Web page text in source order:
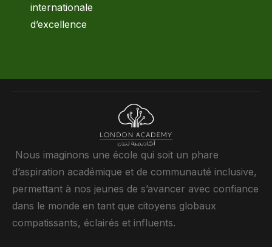
internationale
d’excellence
Nous imaginons une école qui soit un phare
d’aspiration académique et de communauté inclusive,
permettant à nos jeunes de s’avancer avec confiance
dans le monde en tant que citoyens globaux
compatissants, éclairés et influents.